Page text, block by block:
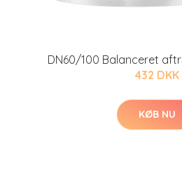
DN60/100 Balanceret
432 DKK
KØB NU